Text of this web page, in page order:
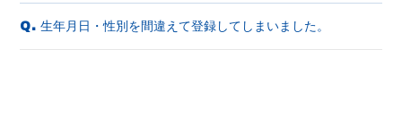
Q. 生年月日・性別を間違えて登録してしまいました。